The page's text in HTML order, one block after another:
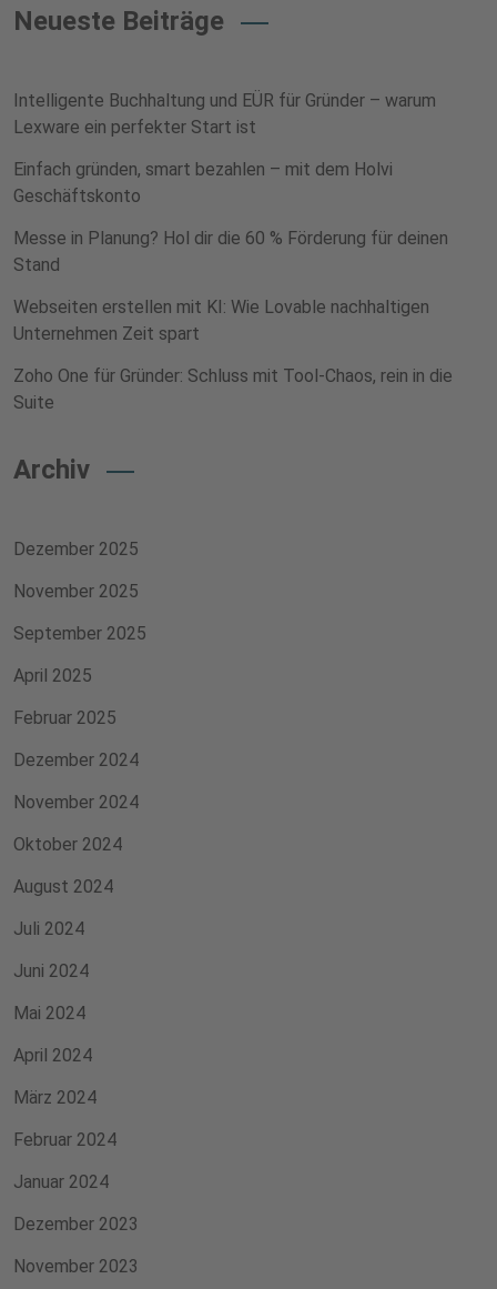
Neueste Beiträge
Intelligente Buchhaltung und EÜR für Gründer – warum
Lexware ein perfekter Start ist
Einfach gründen, smart bezahlen – mit dem Holvi
Geschäftskonto
Messe in Planung? Hol dir die 60 % Förderung für deinen
Stand
Webseiten erstellen mit KI: Wie Lovable nachhaltigen
Unternehmen Zeit spart
Zoho One für Gründer: Schluss mit Tool-Chaos, rein in die
Suite
Archiv
Dezember 2025
November 2025
September 2025
April 2025
Februar 2025
Dezember 2024
November 2024
Oktober 2024
August 2024
Juli 2024
Juni 2024
Mai 2024
April 2024
März 2024
Februar 2024
Januar 2024
Dezember 2023
November 2023